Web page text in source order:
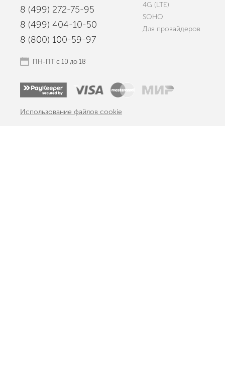
8 (499) 272-75-95
8 (499) 404-10-50
8 (800) 100-59-97
ПН-ПТ с 10 до 18
4G (LTE)
SOHO
Для провайдеров
Использование файлов cookie